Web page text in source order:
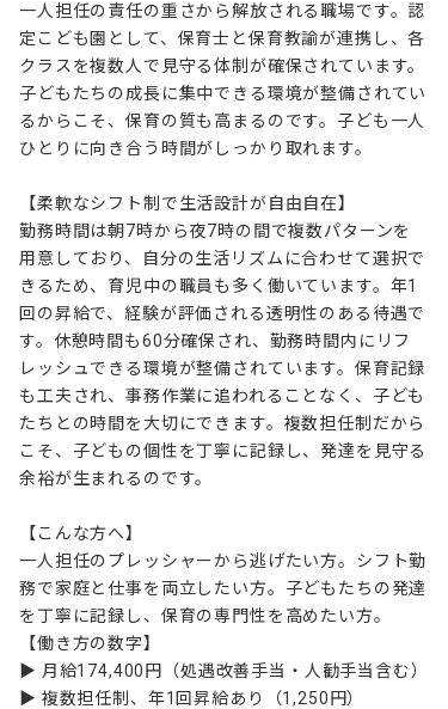
一人担任の責任の重さから解放される職場です。認
定こども園として、保育士と保育教諭が連携し、各
クラスを複数人で見守る体制が確保されています。
子どもたちの成長に集中できる環境が整備されてい
るからこそ、保育の質も高まるのです。子ども一人
ひとりに向き合う時間がしっかり取れます。
【柔軟なシフト制で生活設計が自由自在】
勤務時間は朝7時から夜7時の間で複数パターンを
用意しており、自分の生活リズムに合わせて選択で
きるため、育児中の職員も多く働いています。年1
回の昇給で、経験が評価される透明性のある待遇で
す。休憩時間も60分確保され、勤務時間内にリフ
レッシュできる環境が整備されています。保育記録
も工夫され、事務作業に追われることなく、子ども
たちとの時間を大切にできます。複数担任制だから
こそ、子どもの個性を丁寧に記録し、発達を見守る
余裕が生まれるのです。
【こんな方へ】
一人担任のプレッシャーから逃げたい方。シフト勤
務で家庭と仕事を両立したい方。子どもたちの発達
を丁寧に記録し、保育の専門性を高めたい方。
【働き方の数字】
▶ 月給174,400円（処遇改善手当・人勧手当含む）
▶ 複数担任制、年1回昇給あり（1,250円）